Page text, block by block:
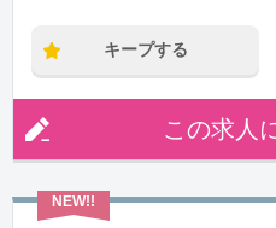
キープする
この求人